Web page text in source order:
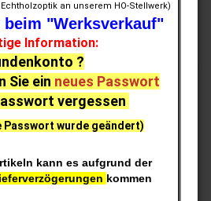
an unserem HO-Stellwerk)
"Werksverkauf"
Information:
?
Sie ein neues Passwort
vergessen
Passwort wurde geändert)
kann es aufgrund der
kommen
können Sie einfach auf
auflegen oder
für eine maßstäbliche und
maßstäbliche Holzgravur
einen falschen Maßstab !